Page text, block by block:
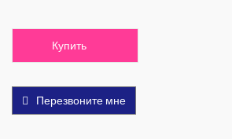
Купить
Перезвоните мне